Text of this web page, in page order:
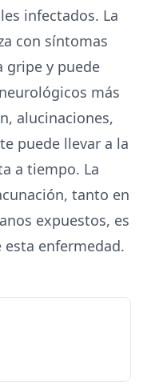
infectados. La
con síntomas
gripe y puede
más
alucinaciones,
puede llevar a la
a tiempo. La
tanto en
expuestos, es
enfermedad.